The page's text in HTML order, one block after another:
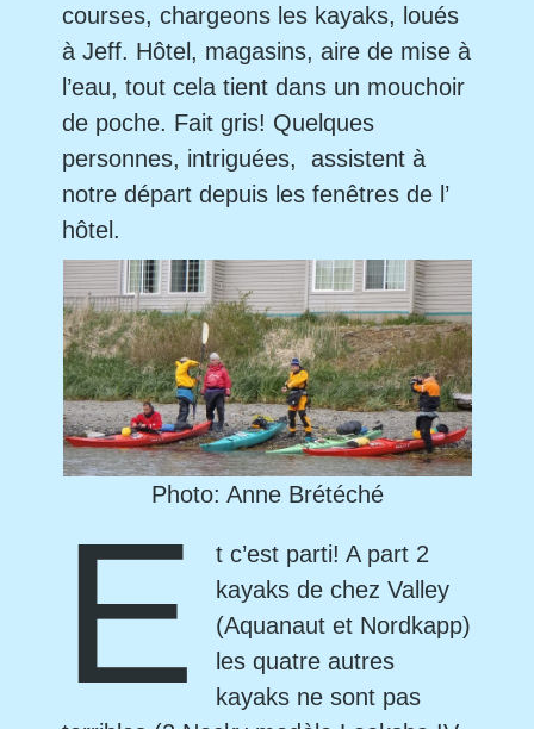
courses, chargeons les kayaks, loués
à Jeff. Hôtel, magasins, aire de mise à
l’eau, tout cela tient dans un mouchoir
de poche. Fait gris! Quelques
personnes, intriguées, assistent à
notre départ depuis les fenêtres de l’
hôtel.
Photo: Anne Brétéché
E
t c’est parti! A part 2
kayaks de chez Valley
(Aquanaut et Nordkapp)
les quatre autres
kayaks ne sont pas